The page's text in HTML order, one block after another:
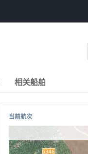
相关船舶
当前航次